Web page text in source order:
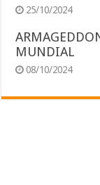
25/10/2024
MUNDIAL
08/10/2024